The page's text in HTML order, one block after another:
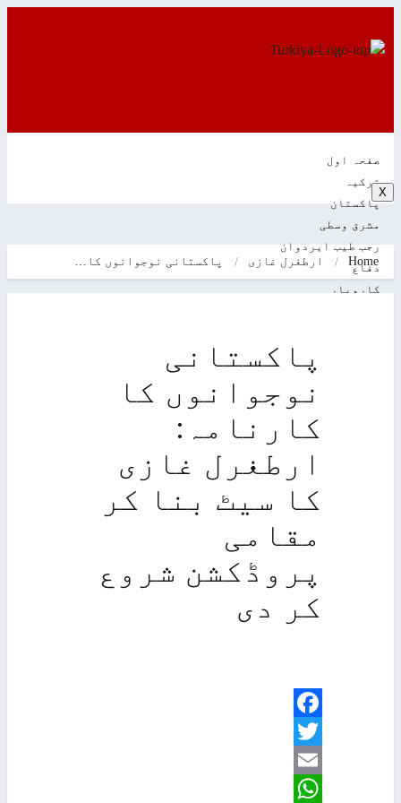
صفحہ اول
ترکیہ
پاکستان
مشرق وسطی
رجب طیب ایردوان
دفاع
کاروبار
ترکیہ کے بارے جانئیے
سیاحت
تجارت
تعلیم
شوبز
X
Home ارطغرل غازی پاکستانی نوجوانوں کا…
پاکستانی
نوجوانوں کا
کارنامہ:
ارطغرل غازی
کا سیٹ بنا کر
مقامی
پروڈکشن شروع
کر دی
Facebook
Twitter
Email